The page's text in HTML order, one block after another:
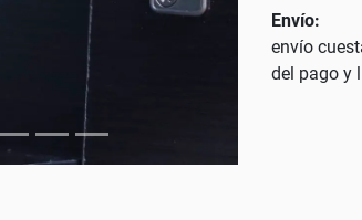
Envío:
envío
del pago y